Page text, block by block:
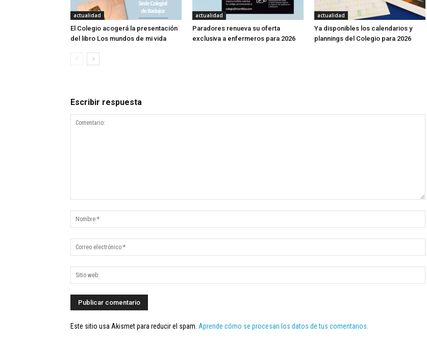
actualidad
El Colegio acogerá la presentación
del libro Los mundos de mi vida
actualidad
Paradores renueva su oferta
exclusiva a enfermeros para 2026
actualidad
Ya disponibles los calendarios y
plannings del Colegio para 2026
Escribir respuesta
Este sitio usa Akismet para reducir el spam. Aprende cómo se procesan los datos de tus comentarios.